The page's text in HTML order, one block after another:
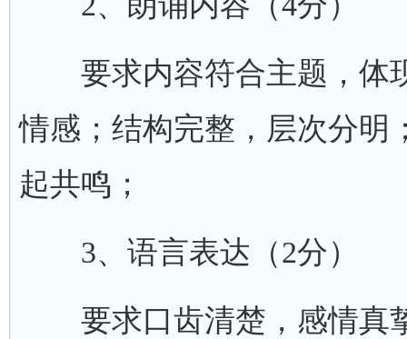
要求内容符合主题，体
情感；结构完整，层次分明
起共鸣；
3、语言表达（2分）
要求口齿清楚，感情真